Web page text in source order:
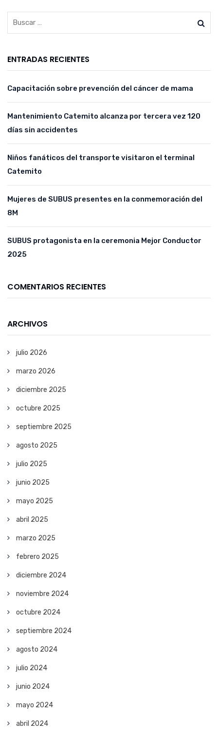
ENTRADAS RECIENTES
Capacitación sobre prevención del cáncer de mama
Mantenimiento Catemito alcanza por tercera vez 120
días sin accidentes
Niños fanáticos del transporte visitaron el terminal
Catemito
Mujeres de SUBUS presentes en la conmemoración del
8M
SUBUS protagonista en la ceremonia Mejor Conductor
2025
COMENTARIOS RECIENTES
ARCHIVOS
julio 2026
marzo 2026
diciembre 2025
octubre 2025
septiembre 2025
agosto 2025
julio 2025
junio 2025
mayo 2025
abril 2025
marzo 2025
febrero 2025
diciembre 2024
noviembre 2024
octubre 2024
septiembre 2024
agosto 2024
julio 2024
junio 2024
mayo 2024
abril 2024